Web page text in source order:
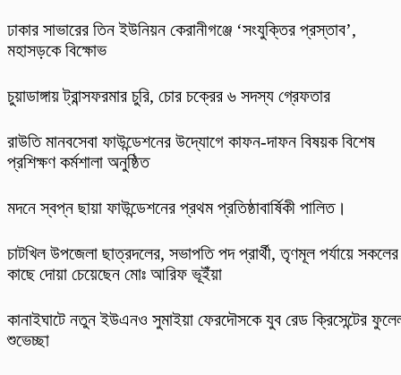
ঢাকার সাভারের তিন ইউনিয়ন কেরানীগঞ্জে ‘সংযুক্তির প্রস্তাব’,
মহাসড়কে বিক্ষোভ
চুয়াডাঙ্গায় ট্রান্সফরমার চুরি, চোর চক্রের ৬ সদস্য গ্রেফতার
রাউতি মানবসেবা ফাউন্ডেশনের উদ্যোগে কাফন-দাফন বিষয়ক বিশেষ
প্রশিক্ষণ কর্মশালা অনুষ্ঠিত
মদনে স্বপ্ন ছায়া ফাউন্ডেশনের প্রথম প্রতিষ্ঠাবার্ষিকী পালিত।
চাটখিল উপজেলা ছাত্রদলের, সভাপতি পদ প্রার্থী, তৃণমূল পর্যায়ে সকলের
কাছে দোয়া চেয়েছেন মোঃ আরিফ ভূইঁয়া
কানাইঘাটে নতুন ইউএনও সুমাইয়া ফেরদৌসকে যুব রেড ক্রিসেন্টের
শুভেচ্ছা